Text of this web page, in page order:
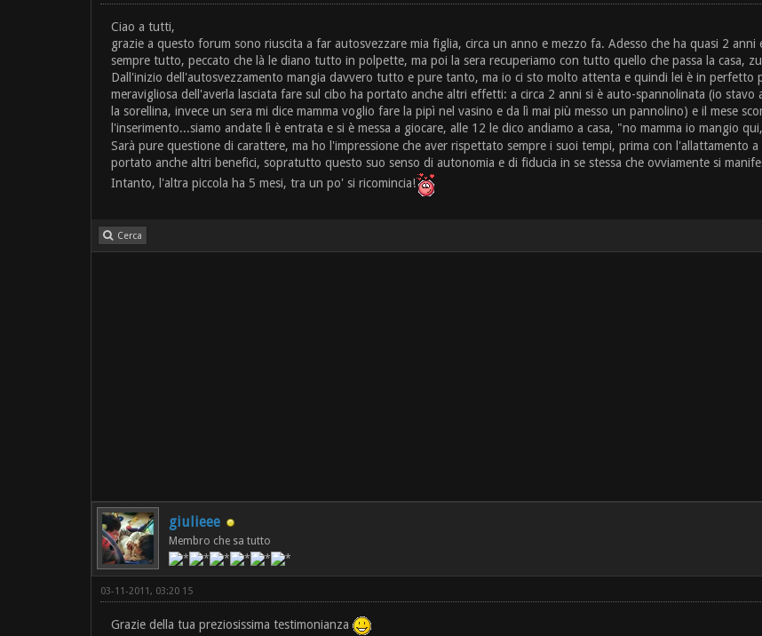
Ciao a tutti,
grazie a questo forum sono riuscita a far autosvezzare mia figlia, circa un anno e mezzo fa. Adesso che ha quasi 2 anni
sempre tutto, peccato che là le diano tutto in polpette, ma poi la sera recuperiamo con tutto quello che passa la casa,
Dall'inizio dell'autosvezzamento mangia davvero tutto e pure tanto, ma io ci sto molto attenta e quindi lei è in perfetto
meravigliosa dell'averla lasciata fare sul cibo ha portato anche altri effetti: a circa 2 anni si è auto-spannolinata (io
la sorellina, invece un sera mi dice mamma voglio fare la pipì nel vasino e da lì mai più messo un pannolino) e il mese
l'inserimento...siamo andate lì è entrata e si è messa a giocare, alle 12 le dico andiamo a casa, "no mamma io mangio
Sarà pure questione di carattere, ma ho l'impressione che aver rispettato sempre i suoi tempi, prima con l'allattamento
portato anche altri benefici, sopratutto questo suo senso di autonomia e di fiducia in se stessa che ovviamente si
Intanto, l'altra piccola ha 5 mesi, tra un po' si ricomincia!
Cerca
giulieee
Membro che sa tutto
03-11-2011, 03:20 15
Grazie della tua preziosissima testimonianza